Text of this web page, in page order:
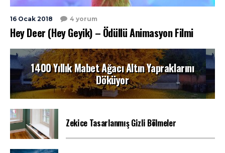
16 Ocak 2018 4 yorum
Hey Deer (Hey Geyik) – Ödüllü Animasyon Filmi
1400 Yıllık Mabet Ağacı Altın Yapraklarını
Döküyor
Zekice Tasarlanmış Gizli Bölmeler